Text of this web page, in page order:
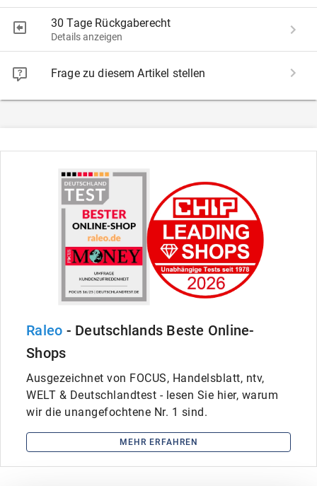
30 Tage Rückgaberecht
Details anzeigen
Frage zu diesem Artikel stellen
Raleo - Deutschlands Beste Online-
Shops
Ausgezeichnet von FOCUS, Handelsblatt, ntv,
WELT & Deutschlandtest - lesen Sie hier, warum
wir die unangefochtene Nr. 1 sind.
MEHR ERFAHREN